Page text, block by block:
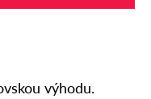
výhodu.